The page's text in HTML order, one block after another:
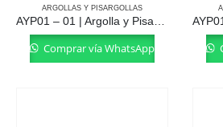
ARGOLLAS Y PISARGOLLAS
Comprar vía WhatsApp